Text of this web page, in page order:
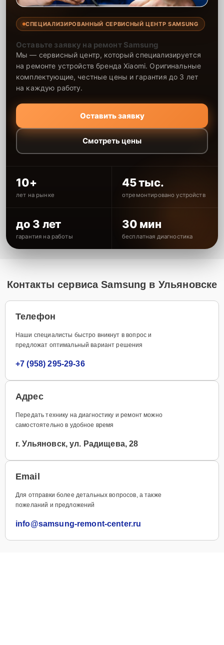
СПЕЦИАЛИЗИРОВАННЫЙ СЕРВИСНЫЙ ЦЕНТР SAMSUNG
Оставьте заявку на ремонт Samsung
Мы — сервисный центр, который специализируется
на ремонте устройств бренда Xiaomi. Оригинальные
комплектующие, честные цены и гарантия до 3 лет
на каждую работу.
Оставить заявку
Смотреть цены
10+
лет на рынке
45 тыс.
отремонтировано устройств
до 3 лет
гарантия на работы
30 мин
бесплатная диагностика
Контакты сервиса Samsung в Ульяновске
Телефон
Наши специалисты быстро вникнут в вопрос и
предложат оптимальный вариант решения
+7 (958) 295-29-36
Адрес
Передать технику на диагностику и ремонт можно
самостоятельно в удобное время
г. Ульяновск, ул. Радищева, 28
Email
Для отправки более детальных вопросов, а также
пожеланий и предложений
info@samsung-remont-center.ru